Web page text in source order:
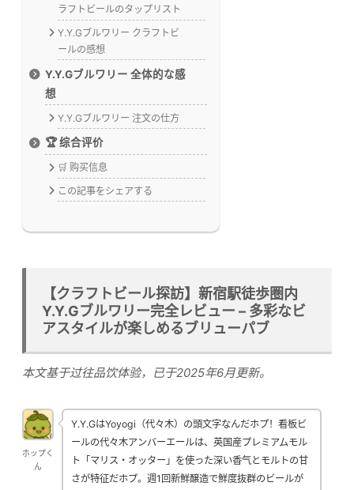
ラフトビールのタップリスト
Y.Y.Gブルワリー クラフトビ
ールの感想
Y.Y.Gブルワリー 全体的な感
想
Y.Y.Gブルワリー 注文の仕方
🏆 综合评价
🛒 购买信息
この記事をシェアする
【クラフトビール探訪】新宿駅徒歩圏内
Y.Y.Gブルワリー完全レビュー – 多彩なビ
アスタイルが楽しめるブリューパブ
本文基于过往品饮体验，已于2025年6月更新。
ホップく
ん
Y.Y.GはYoyogi（代々木）の頭文字なんだホプ！看板ビ
ールの代々木アンバーエールは、英国産プレミアムモル
ト「マリス・オッター」を使った深い香气とモルトの甘
さが特征だホプ。週1回新鮮醸造で鮮度抜群のビールが